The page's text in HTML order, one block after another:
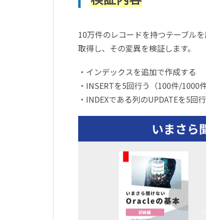
10万件のレコードを持つテーブル
取得し、その変異を検証します。
・インデックスを追加で作成する
・INSERTを5回行う（100件/1000
・INDEXである列のUPDATEを5